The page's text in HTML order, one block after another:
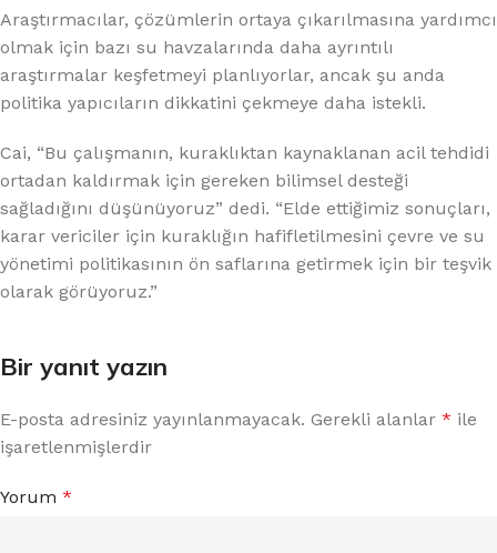
Araştırmacılar, çözümlerin ortaya çıkarılmasına yardımcı
olmak için bazı su havzalarında daha ayrıntılı
araştırmalar keşfetmeyi planlıyorlar, ancak şu anda
politika yapıcıların dikkatini çekmeye daha istekli.
Cai, “Bu çalışmanın, kuraklıktan kaynaklanan acil tehdidi
ortadan kaldırmak için gereken bilimsel desteği
sağladığını düşünüyoruz” dedi. “Elde ettiğimiz sonuçları,
karar vericiler için kuraklığın hafifletilmesini çevre ve su
yönetimi politikasının ön saflarına getirmek için bir teşvik
olarak görüyoruz.”
Bir yanıt yazın
E-posta adresiniz yayınlanmayacak. Gerekli alanlar * ile
işaretlenmişlerdir
Yorum *